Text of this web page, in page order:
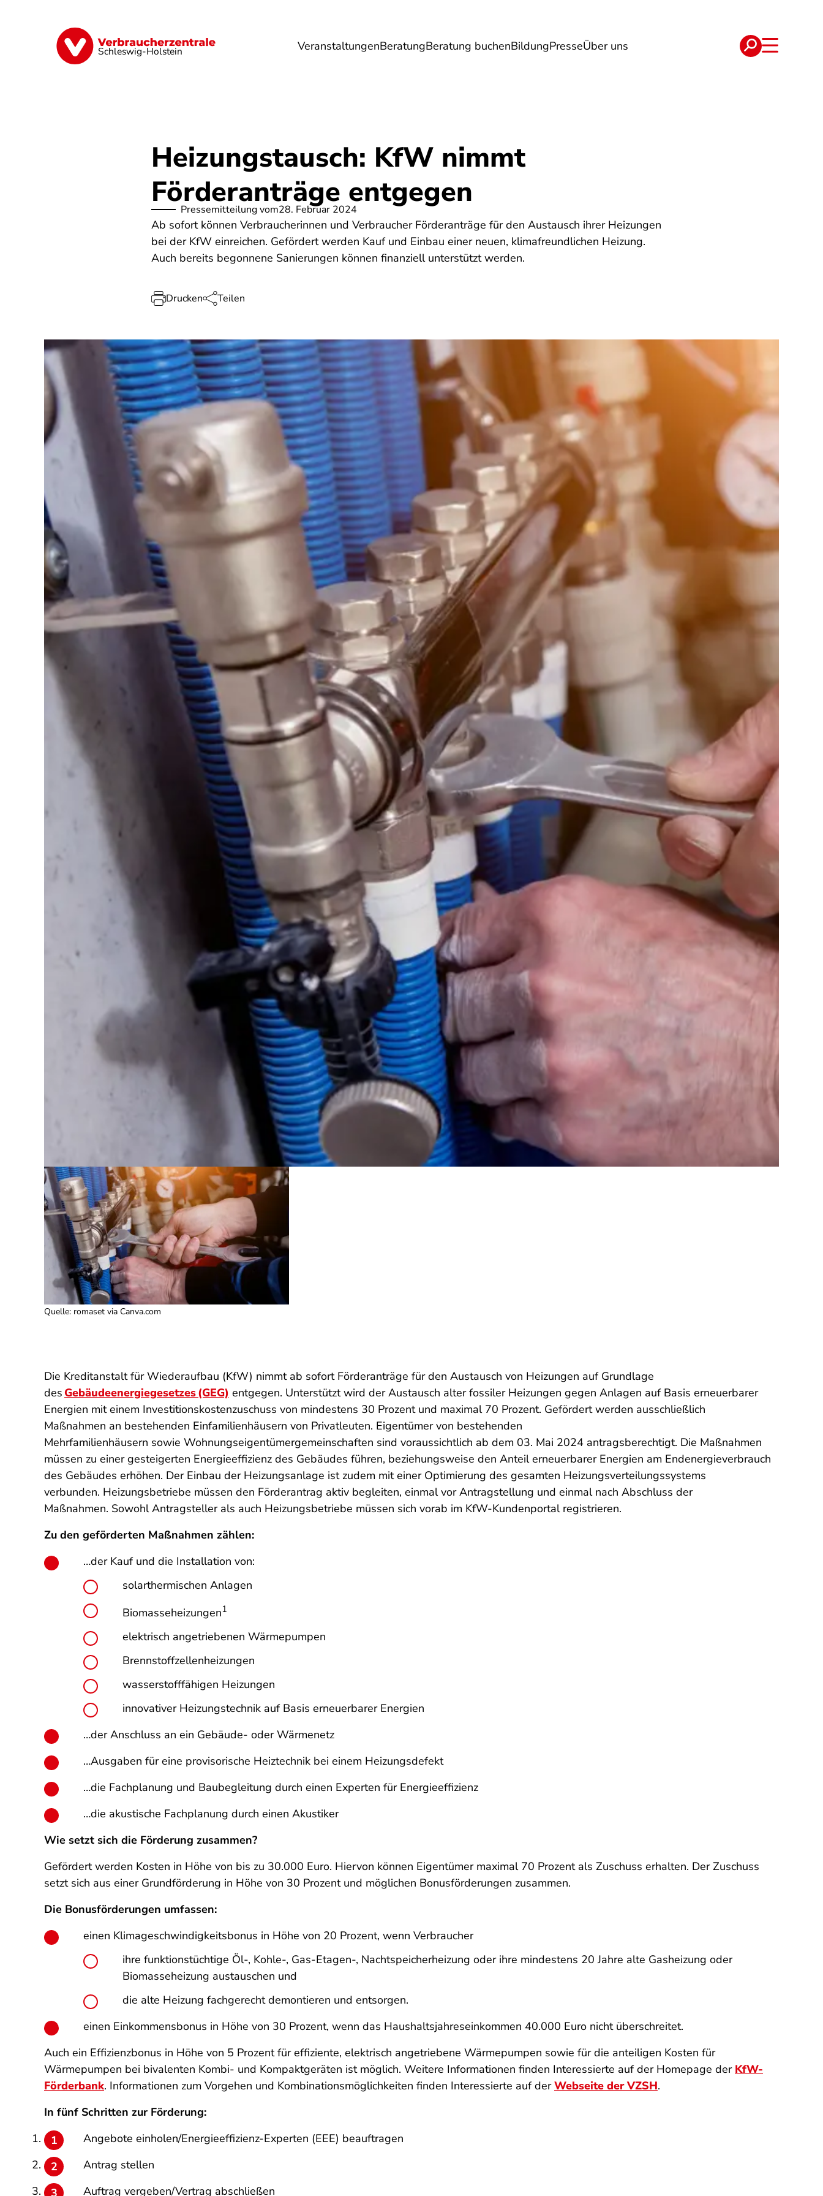
Schleswig-Holstein VeranstaltungenBeratungBeratung buchenBildungPresseÜber uns
Finanzen Digitales Lebensmittel Umwelt Gesundheit Energie Reise Verträge
Heizungstausch: KfW nimmt
Förderanträge entgegen
Pressemitteilung vom28. Februar 2024
Ab sofort können Verbraucherinnen und Verbraucher Förderanträge für den Austausch ihrer Heizungen
bei der KfW einreichen. Gefördert werden Kauf und Einbau einer neuen, klimafreundlichen Heizung.
Auch bereits begonnene Sanierungen können finanziell unterstützt werden.
Drucken Teilen
Quelle: romaset via Canva.com
Die Kreditanstalt für Wiederaufbau (KfW) nimmt ab sofort Förderanträge für den Austausch von Heizungen auf Grundlage
des Gebäudeenergiegesetzes (GEG) entgegen. Unterstützt wird der Austausch alter fossiler Heizungen gegen Anlagen auf Basis erneuerbarer
Energien mit einem Investitionskostenzuschuss von mindestens 30 Prozent und maximal 70 Prozent. Gefördert werden ausschließlich
Maßnahmen an bestehenden Einfamilienhäusern von Privatleuten. Eigentümer von bestehenden
Mehrfamilienhäusern sowie Wohnungseigentümergemeinschaften sind voraussichtlich ab dem 03. Mai 2024 antragsberechtigt. Die Maßnahmen
müssen zu einer gesteigerten Energieeffizienz des Gebäudes führen, beziehungsweise den Anteil erneuerbarer Energien am Endenergieverbrauch
des Gebäudes erhöhen. Der Einbau der Heizungsanlage ist zudem mit einer Optimierung des gesamten Heizungsverteilungssystems
verbunden. Heizungsbetriebe müssen den Förderantrag aktiv begleiten, einmal vor Antragstellung und einmal nach Abschluss der
Maßnahmen. Sowohl Antragsteller als auch Heizungsbetriebe müssen sich vorab im KfW-Kundenportal registrieren.
Zu den geförderten Maßnahmen zählen:
…der Kauf und die Installation von:
solarthermischen Anlagen
Biomasseheizungen1
elektrisch angetriebenen Wärmepumpen
Brennstoffzellenheizungen
wasserstofffähigen Heizungen
innovativer Heizungstechnik auf Basis erneuerbarer Energien
…der Anschluss an ein Gebäude- oder Wärmenetz
…Ausgaben für eine provisorische Heiztechnik bei einem Heizungsdefekt
…die Fachplanung und Baubegleitung durch einen Experten für Energieeffizienz
…die akustische Fachplanung durch einen Akustiker
Wie setzt sich die Förderung zusammen?
Gefördert werden Kosten in Höhe von bis zu 30.000 Euro. Hiervon können Eigentümer maximal 70 Prozent als Zuschuss erhalten. Der Zuschuss
setzt sich aus einer Grundförderung in Höhe von 30 Prozent und möglichen Bonusförderungen zusammen.
Die Bonusförderungen umfassen:
einen Klimageschwindigkeitsbonus in Höhe von 20 Prozent, wenn Verbraucher
ihre funktionstüchtige Öl-, Kohle-, Gas-Etagen-, Nachtspeicherheizung oder ihre mindestens 20 Jahre alte Gasheizung oder
Biomasseheizung austauschen und
die alte Heizung fachgerecht demontieren und entsorgen.
einen Einkommensbonus in Höhe von 30 Prozent, wenn das Haushaltsjahreseinkommen 40.000 Euro nicht überschreitet.
Auch ein Effizienzbonus in Höhe von 5 Prozent für effiziente, elektrisch angetriebene Wärmepumpen sowie für die anteiligen Kosten für
Wärmepumpen bei bivalenten Kombi- und Kompaktgeräten ist möglich. Weitere Informationen finden Interessierte auf der Homepage der KfW-
Förderbank. Informationen zum Vorgehen und Kombinationsmöglichkeiten finden Interessierte auf derWebseite der VZSH.
In fünf Schritten zur Förderung:
Angebote einholen/Energieeffizienz-Experten (EEE) beauftragen
Antrag stellen
Auftrag vergeben/Vertrag abschließen